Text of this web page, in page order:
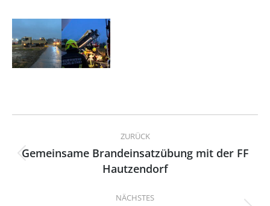
Kommentarnavigation
ZURÜCK
Vorheriger
Beitrag:
Gemeinsame Brandeinsatzübung mit der FF
Hautzendorf
NÄCHSTES